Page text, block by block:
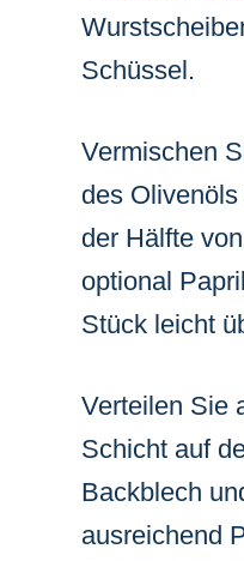
Schüssel.
Vermischen
des
der Hälfte
optional
Stück leicht
Verteilen Sie
Schicht auf
Backblech
ausreichend